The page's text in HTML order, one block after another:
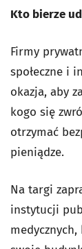
Kto bierze
Firmy
społeczne i
okazja, aby
kogo się
otrzymać
pieniądze.
Na targi
instytucji